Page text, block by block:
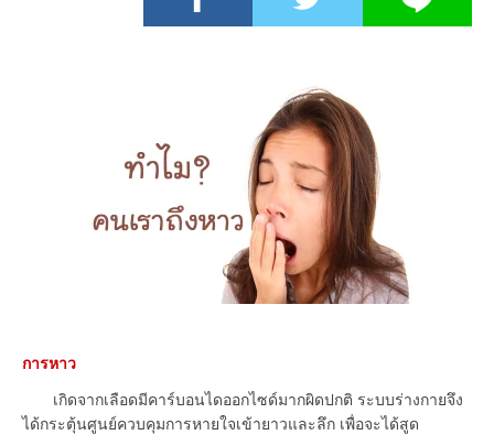
การหาว
เกิดจากเลือดมีคาร์บอนไดออกไซด์มากผิดปกติ ระบบร่างกายจึง
ได้กระตุ้นศูนย์ควบคุมการหายใจเข้ายาวและลึก เพื่อจะได้สูด